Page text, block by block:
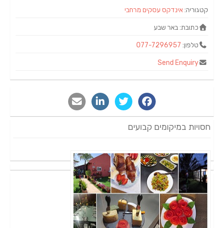
קטגוריה:אינדקס עסקים מרחבי
כתובת:באר שבע
טלפון: 077-7296957
Send Enquiry
חסויות במיקומים קבועים